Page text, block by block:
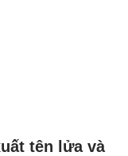
tên lửa và